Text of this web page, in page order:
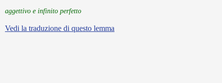
aggettivo e infinito perfetto
Vedi la traduzione di questo lemma